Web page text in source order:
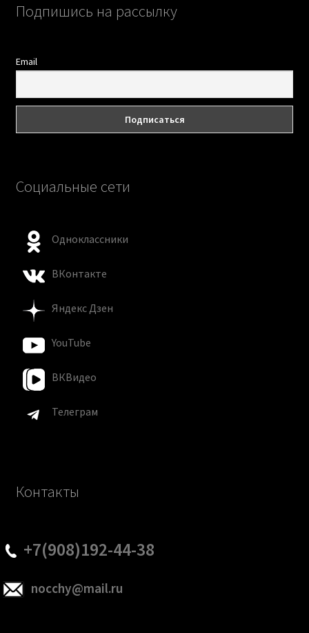
Подпишись на рассылку
Email
Социальные сети
Одноклассники
ВКонтакте
Яндекс Дзен
YouTube
ВКВидео
Телеграм
Контакты
+7(908)192-44-38
nocchy@mail.ru